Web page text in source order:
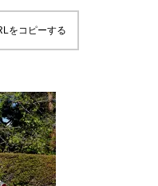
ドイツ車
GERMANY
をコピーする